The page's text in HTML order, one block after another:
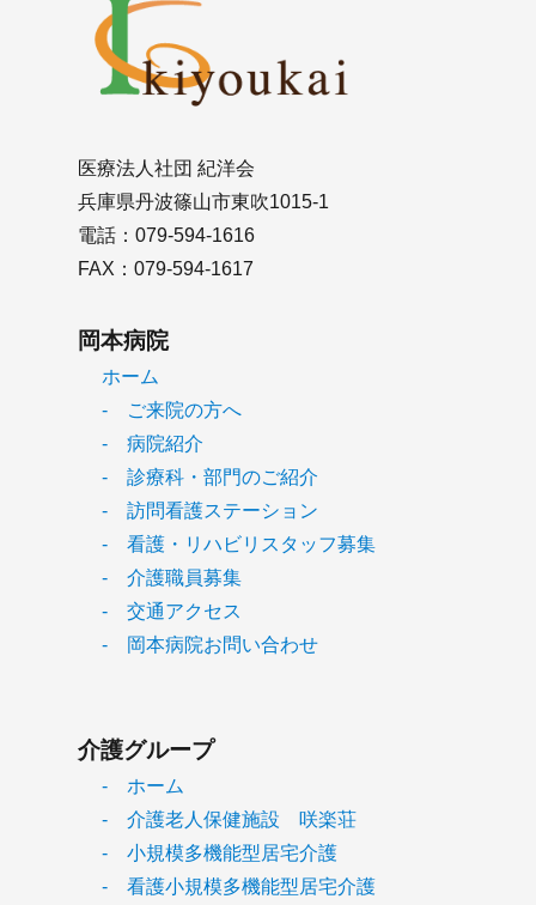
医療法人社団 紀洋会
兵庫県丹波篠山市東吹1015-1
電話：079-594-1616
FAX：079-594-1617
岡本病院
ホーム
- ご来院の方へ
- 病院紹介
- 診療科・部門のご紹介
- 訪問看護ステーション
- 看護・リハビリスタッフ募集
- 介護職員募集
- 交通アクセス
- 岡本病院お問い合わせ
介護グループ
- ホーム
- 介護老人保健施設 咲楽荘
- 小規模多機能型居宅介護
- 看護小規模多機能型居宅介護